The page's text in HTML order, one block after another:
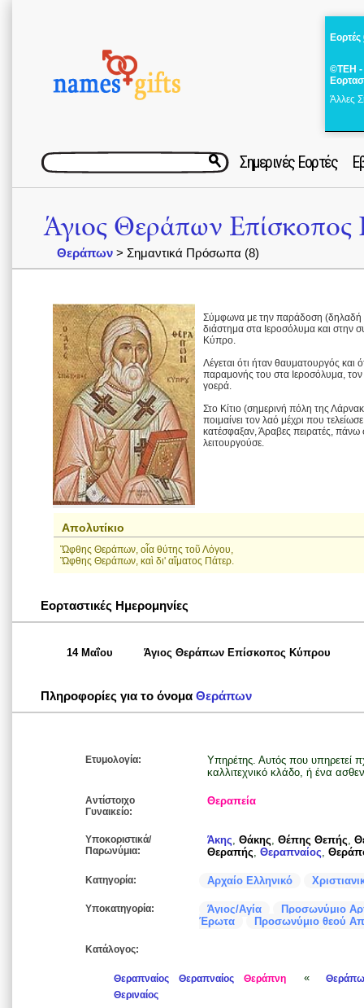
Εορτές
©ΤΕΗ -
Άλλες
Σημερινές Εορτές
Άγιος Θεράπων Επίσκοπος
Θεράπων > Σημαντικά Πρόσωπα (8)
Σύμφωνα με την παράδοση (δηλαδή
διάστημα στα Ιεροσόλυμα και στην
Κύπρο.
Λέγεται ότι ήταν θαυματουργός και
παραμονής του στα Ιεροσόλυμα, τον
γοερά.
Στο Κίτιο (σημερινή πόλη της
ποιμαίνει τον λαό μέχρι που
κατέσφαξαν, Άραβες πειρατές,
λειτουργούσε.
Απολυτίκιο
Ὤφθης Θεράπων, οἷα θύτης τοῦ Λόγου,
Ὤφθης Θεράπων, καὶ δι' αἵματος Πάτερ.
Εορταστικές Ημερομηνίες
14 Μαΐου Άγιος Θεράπων Επίσκοπος Κύπρου
Πληροφορίες για το όνομα Θεράπων
Ετυμολογία:
Υπηρέτης. Αυτός που υπηρετεί
καλλιτεχνικό κλάδο, ή ένα
Αντίστοιχο
Γυναικείο:
Θεραπεία
Υποκοριστικά/
Παρωνύμια:
Άκης, Θάκης, Θέπης Θεπής,
Θεραπής, Θεραπναίος,
Κατηγορία: Αρχαίο Ελληνικό
Υποκατηγορία: Άγιος/Αγία
Προσωνύμιο
Έρωτα
Προσωνύμιο θεού
Κατάλογος:
Θεραπναίος Θεραπναίος Θεράπνη «
Θεριναίος